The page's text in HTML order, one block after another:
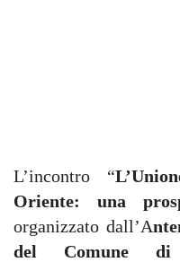
L’incontro “
Oriente: una
organizzato dall’A
del Comune di